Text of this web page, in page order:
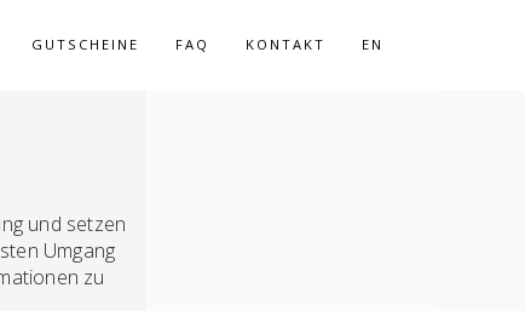
GUTSCHEINE FAQ KONTAKT EN
und setzen
Umgang
zu